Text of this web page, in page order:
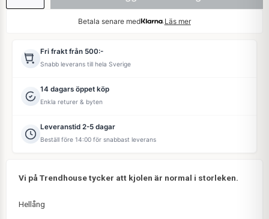
Betala senare med Läs mer
Fri frakt från 500:-
Snabb leverans till hela Sverige
14 dagars öppet köp
Enkla returer & byten
Leveranstid 2-5 dagar
Beställ före 14:00 för snabbast leverans
Vi på Trendhouse tycker att kjolen är normal i storleken.
Hellång